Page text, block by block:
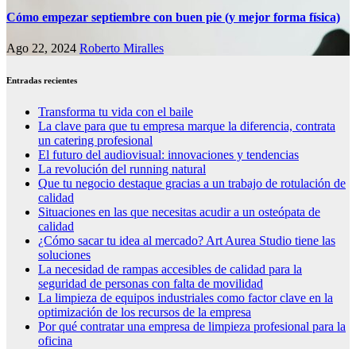
Cómo empezar septiembre con buen pie (y mejor forma física)
Ago 22, 2024 Roberto Miralles
Entradas recientes
Transforma tu vida con el baile
La clave para que tu empresa marque la diferencia, contrata
un catering profesional
El futuro del audiovisual: innovaciones y tendencias
La revolución del running natural
Que tu negocio destaque gracias a un trabajo de rotulación de
calidad
Situaciones en las que necesitas acudir a un osteópata de
calidad
¿Cómo sacar tu idea al mercado? Art Aurea Studio tiene las
soluciones
La necesidad de rampas accesibles de calidad para la
seguridad de personas con falta de movilidad
La limpieza de equipos industriales como factor clave en la
optimización de los recursos de la empresa
Por qué contratar una empresa de limpieza profesional para la
oficina